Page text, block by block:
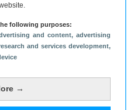
following purposes:
and content, advertising
and services development,
→